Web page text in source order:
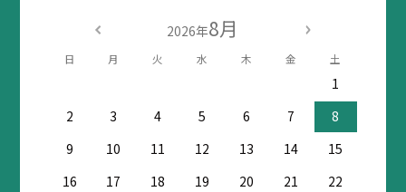
2026年8月
日 月 火 水 木 金 土
1
2
3 4 5 6 7
8
9
10 11 12 13 14
15
16
17 18 19 20 21
22